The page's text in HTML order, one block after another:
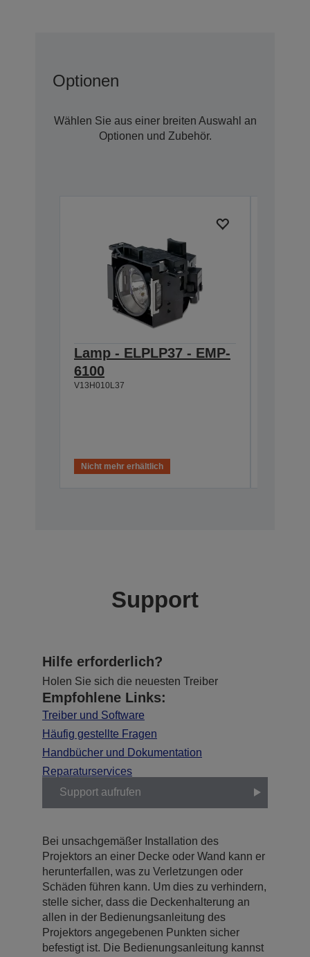
Optionen
Wählen Sie aus einer breiten Auswahl an
Optionen und Zubehör.
Lamp - ELPLP37 - EMP-
6100
V13H010L37
Nicht mehr erhältlich
Support
Hilfe erforderlich?
Holen Sie sich die neuesten Treiber
Empfohlene Links:
Treiber und Software
Häufig gestellte Fragen
Handbücher und Dokumentation
Reparaturservices
Support aufrufen
Bei unsachgemäßer Installation des
Projektors an einer Decke oder Wand kann er
herunterfallen, was zu Verletzungen oder
Schäden führen kann. Um dies zu verhindern,
stelle sicher, dass die Deckenhalterung an
allen in der Bedienungsanleitung des
Projektors angegebenen Punkten sicher
befestigt ist. Die Bedienungsanleitung kannst